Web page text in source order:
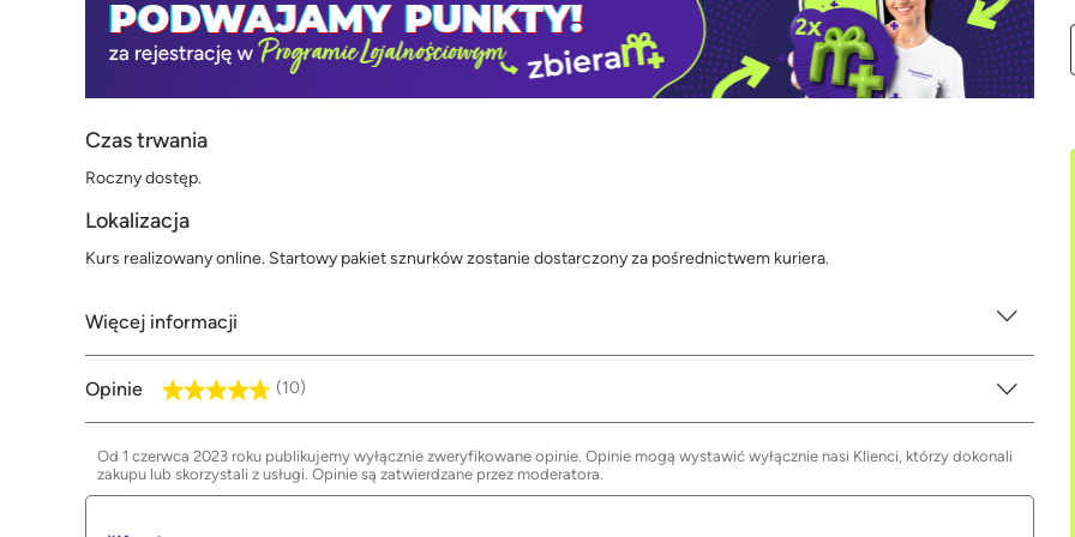
Czas trwania
Roczny dostęp.
Lokalizacja
Kurs realizowany online. Startowy pakiet sznurków zostanie dostarczony za pośrednictwem kuriera.
Więcej informacji
Opinie (10)
Od 1 czerwca 2023 roku publikujemy wyłącznie zweryfikowane opinie. Opinie mogą wystawić wyłącznie nasi Klienci, którzy dokonali
zakupu lub skorzystali z usługi. Opinie są zatwierdzane przez moderatora.